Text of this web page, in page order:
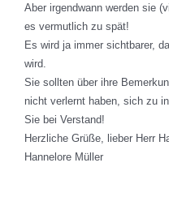
Aber irgendwann werden sie
es vermutlich zu spät!
Es wird ja immer sichtbarer,
wird.
Sie sollten über ihre
nicht verlernt haben, sich zu
Sie bei Verstand!
Herzliche Grüße, lieber Herr
Hannelore Müller